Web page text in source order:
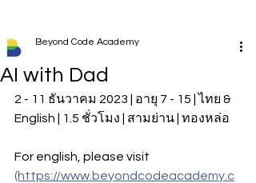
AI with Dad
Beyond Code Academy
2 - 11 ธันวาคม 2023 | อายุ 7 - 15 | ไทย &
English | 1.5 ชั่วโมง | สามย่าน | ทองหล่อ
For english, please visit
(https://www.beyondcodeacademy.c